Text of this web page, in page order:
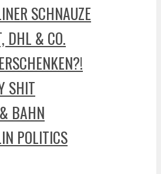
SCHNAUZE
DHL & CO.
SHIT
BAHN
POLITICS